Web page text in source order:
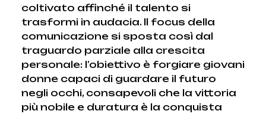
coltivato affinché il talento si
trasformi in audacia. Il focus della
comunicazione si sposta così dal
traguardo parziale alla crescita
personale: l’obiettivo è forgiare giovani
donne capaci di guardare il futuro
negli occhi, consapevoli che la vittoria
più nobile e duratura è la conquista